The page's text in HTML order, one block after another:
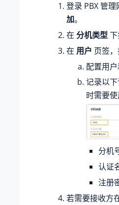
登录 PBX 管
加。
在 分机类型
在 用户 页签，
配置用
记录以
时需要使
分机
认证
注册
若需要接收方